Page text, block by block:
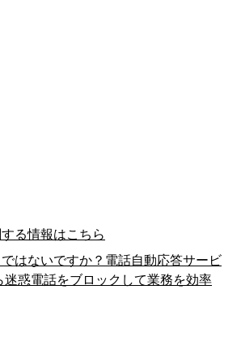
る情報はこちら
はないですか？電話自動応答サービ
迷惑電話をブロックして業務を効率